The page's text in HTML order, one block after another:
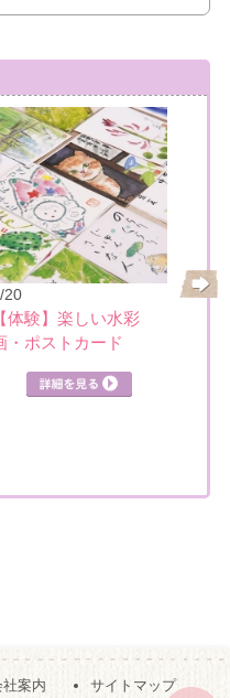
20
【体験】楽しい水彩
・ポストカード
社案内 サイトマップ